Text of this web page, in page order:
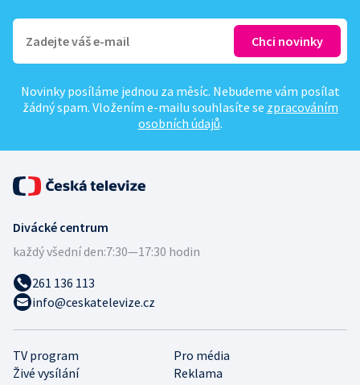
Novinky posíláme jednou za měsíc. Nebudeme vám posílat
žádný spam. Vložením e-mailu souhlasíte se zpracováním
osobních údajů.